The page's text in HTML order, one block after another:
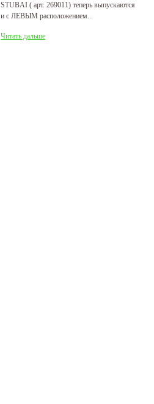
STUBAI ( арт. 269011) теперь выпускаются
и с ЛЕВЫМ расположением...
Читать дальше